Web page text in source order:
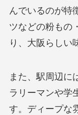
んでいるのが特
ツなどの粉もの
り、大阪らしい
また、駅周辺に
ラリーマンや学
す。ディープな